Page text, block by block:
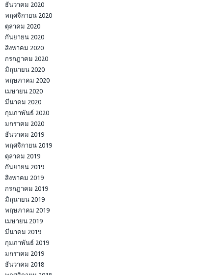
ธันวาคม 2020
พฤศจิกายน 2020
ตุลาคม 2020
กันยายน 2020
สิงหาคม 2020
กรกฎาคม 2020
มิถุนายน 2020
พฤษภาคม 2020
เมษายน 2020
มีนาคม 2020
กุมภาพันธ์ 2020
มกราคม 2020
ธันวาคม 2019
พฤศจิกายน 2019
ตุลาคม 2019
กันยายน 2019
สิงหาคม 2019
กรกฎาคม 2019
มิถุนายน 2019
พฤษภาคม 2019
เมษายน 2019
มีนาคม 2019
กุมภาพันธ์ 2019
มกราคม 2019
ธันวาคม 2018